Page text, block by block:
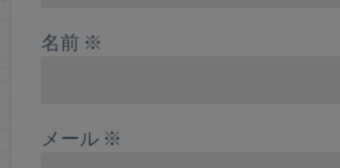
名前 ※
メール ※